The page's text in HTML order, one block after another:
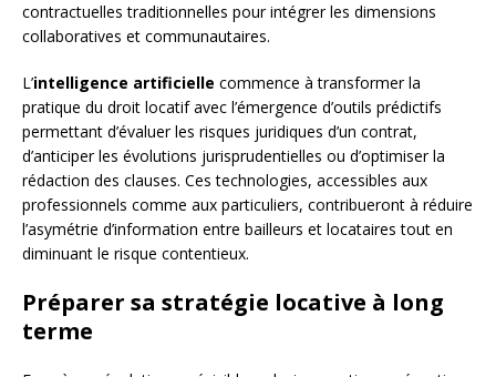
contractuelles traditionnelles pour intégrer les dimensions
collaboratives et communautaires.
L’intelligence artificielle commence à transformer la
pratique du droit locatif avec l’émergence d’outils prédictifs
permettant d’évaluer les risques juridiques d’un contrat,
d’anticiper les évolutions jurisprudentielles ou d’optimiser la
rédaction des clauses. Ces technologies, accessibles aux
professionnels comme aux particuliers, contribueront à réduire
l’asymétrie d’information entre bailleurs et locataires tout en
diminuant le risque contentieux.
Préparer sa stratégie locative à long
terme